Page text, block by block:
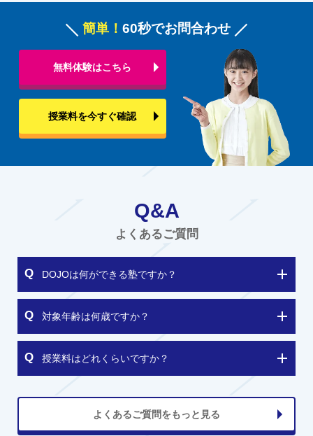
簡単！ 60秒でお問合わせ
無料体験はこちら
授業料を今すぐ確認
Q&A
よくあるご質問
DOJOは何ができる塾ですか？
対象年齢は何歳ですか？
授業料はどれくらいですか？
よくあるご質問をもっと見る